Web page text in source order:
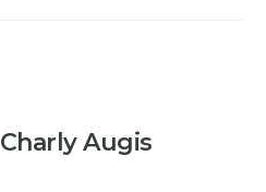
Charly Augis